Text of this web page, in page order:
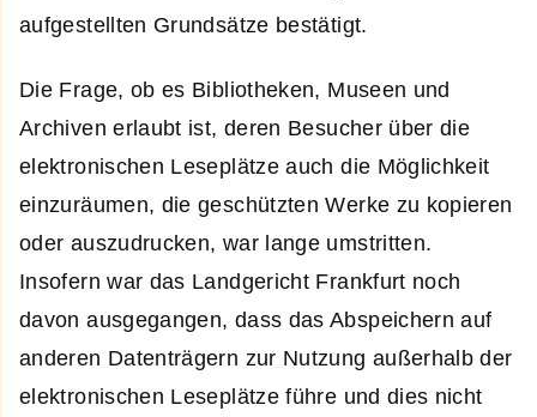
aufgestellten Grundsätze bestätigt.
Die Frage, ob es Bibliotheken, Museen und
Archiven erlaubt ist, deren Besucher über die
elektronischen Leseplätze auch die Möglichkeit
einzuräumen, die geschützten Werke zu kopieren
oder auszudrucken, war lange umstritten.
Insofern war das Landgericht Frankfurt noch
davon ausgegangen, dass das Abspeichern auf
anderen Datenträgern zur Nutzung außerhalb der
elektronischen Leseplätze führe und dies nicht